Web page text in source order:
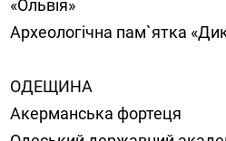
«Ольвія»
Археологічна пам`ятка
ОДЕЩИНА
Акерманська фортеця